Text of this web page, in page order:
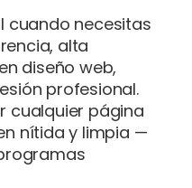
cuando necesitas
alta
diseño web,
profesional.
cualquier página
nítida y limpia —